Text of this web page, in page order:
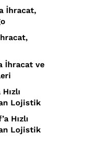
İhracat,
İhracat ve
Lojistik
Hızlı
Lojistik